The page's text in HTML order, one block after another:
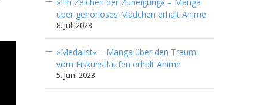
über gehörloses Mädchen erhält Anime
8. Juli 2023
»Medalist« – Manga über den Traum
vom Eiskunstlaufen erhält Anime
5. Juni 2023